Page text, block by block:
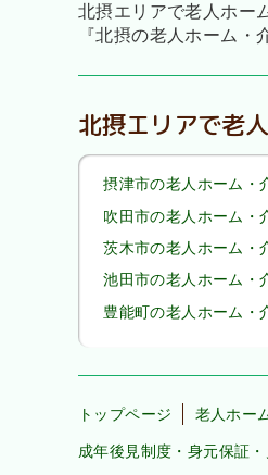
北摂エリアで老人ホー
『北摂の老人ホーム・
北摂エリアで老
摂津市の老人ホーム・
吹田市の老人ホーム・
茨木市の老人ホーム・
池田市の老人ホーム・
豊能町の老人ホーム・
トップページ 老人ホー
成年後見制度・身元保証